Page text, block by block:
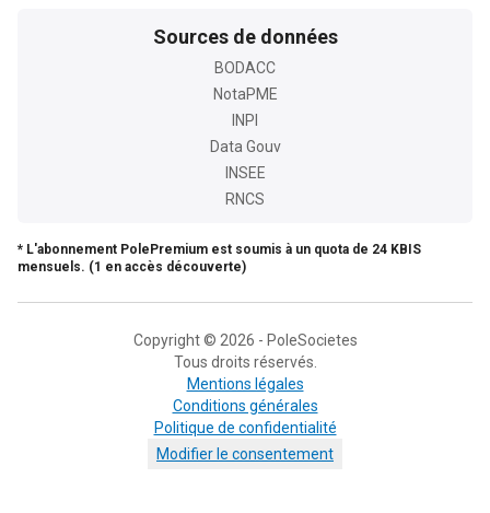
Sources de données
BODACC
NotaPME
INPI
Data Gouv
INSEE
RNCS
* L'abonnement PolePremium est soumis à un quota de 24 KBIS
mensuels. (1 en accès découverte)
Copyright © 2026 - PoleSocietes
Tous droits réservés.
Mentions légales
Conditions générales
Politique de confidentialité
Modifier le consentement